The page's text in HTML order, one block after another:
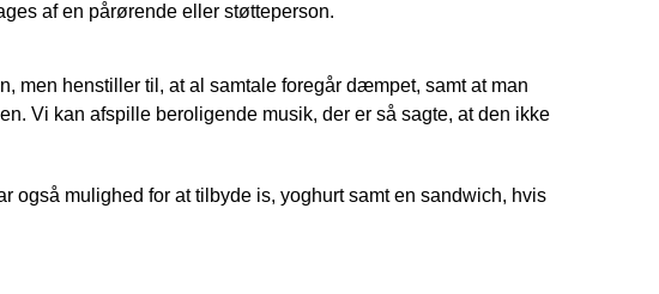
af en pårørende eller støtteperson.
men henstiller til, at al samtale foregår dæmpet, samt at man
Vi kan afspille beroligende musik, der er så sagte, at den ikke
også mulighed for at tilbyde is, yoghurt samt en sandwich, hvis